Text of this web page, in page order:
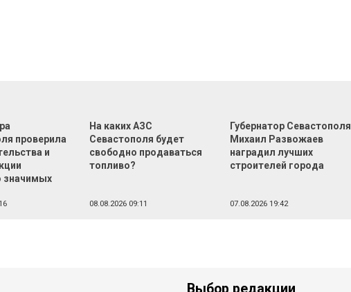
проверила
и
значимых
На каких АЗС
Севастополя будет
свободно продаваться
топливо?
08.08.2026 09:11
Губернатор Севастополя
Михаил Развожаев
наградил лучших
строителей города
07.08.2026 19:42